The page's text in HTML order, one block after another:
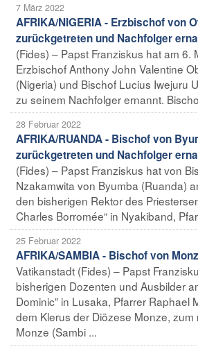
7 März 2022
AFRIKA/NIGERIA - Erzbischof von
zurückgetreten und Nachfolger
(Fides) – Papst Franziskus hat am 6.
Erzbischof Anthony John Valentine
(Nigeria) und Bischof Lucius Iwejuru
zu seinem Nachfolger ernannt.
28 Februar 2022
AFRIKA/RUANDA - Bischof von
zurückgetreten und Nachfolger
(Fides) – Papst Franziskus hat von
Nzakamwita von Byumba (Ruanda)
den bisherigen Rektor des
Charles Borromée“ in Nyakiband,
25 Februar 2022
AFRIKA/SAMBIA - Bischof von
Vatikanstadt (Fides) – Papst
bisherigen Dozenten und Ausbilder
Dominic” in Lusaka, Pfarrer Raphael
dem Klerus der Diözese Monze,
Monze (Sambi ...